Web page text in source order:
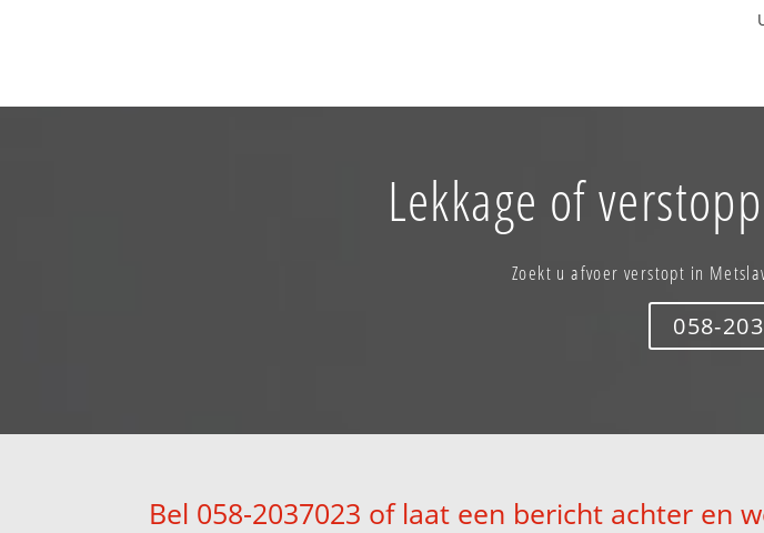
Lekkage of
Zoekt u afvoer verstopt in
058-
Bel 058-2037023 of laat een bericht achter en